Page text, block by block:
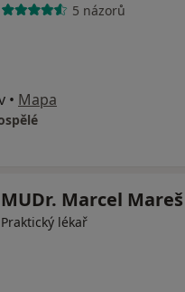
5 názorů
• Mapa
MUDr. Marcel Mareš
Praktický lékař